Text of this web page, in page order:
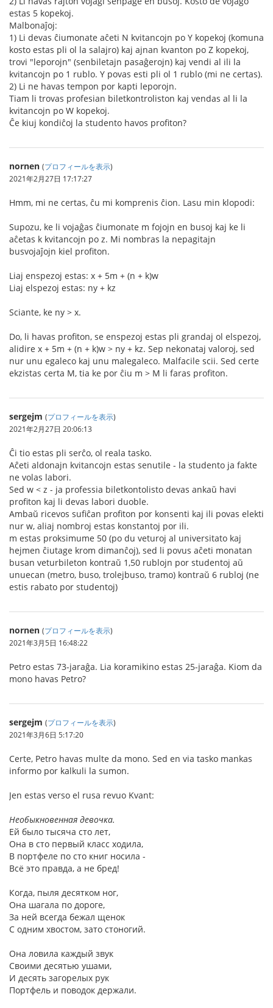
estas 5 kopekoj.
Malbonaĵoj:
1) Li devas ĉiumonate aĉeti N kvitancojn po Y kopekoj (komuna
kosto estas pli ol la salajro) kaj ajnan kvanton po Z kopekoj,
trovi "leporojn" (senbiletajn pasaĝerojn) kaj vendi al ili la
kvitancojn po 1 rublo. Y povas esti pli ol 1 rublo (mi ne certas).
2) Li ne havas tempon por kapti leporojn.
Tiam li trovas profesian biletkontroliston kaj vendas al li la
kvitancojn po W kopekoj.
Ĉe kiuj kondiĉoj la studento havos profiton?
nornen (プロフィールを表示)
2021年2月27日 17:17:27
Hmm, mi ne certas, ĉu mi komprenis ĉion. Lasu min klopodi:
Supozu, ke li vojaĝas ĉiumonate m fojojn en busoj kaj ke li
aĉetas k kvitancojn po z. Mi nombras la nepagitajn
busvojaĵojn kiel profiton.
Liaj enspezoj estas: x + 5m + (n + k)w
Liaj elspezoj estas: ny + kz
Sciante, ke ny > x.
Do, li havas profiton, se enspezoj estas pli grandaj ol elspezoj,
alidire x + 5m + (n + k)w > ny + kz. Sep nekonataj valoroj, sed
nur unu egaleco kaj unu malegaleco. Malfacile scii. Sed certe
ekzistas certa M, tia ke por ĉiu m > M li faras profiton.
sergejm (プロフィールを表示)
2021年2月27日 20:06:13
Ĉi tio estas pli serĉo, ol reala tasko.
Aĉeti aldonajn kvitancojn estas senutile - la studento ja fakte
ne volas labori.
Sed w < z - ja professia biletkontolisto devas ankaŭ havi
profiton kaj li devas labori duoble.
Ambaŭ ricevos sufiĉan profiton por konsenti kaj ili povas elekti
nur w, aliaj nombroj estas konstantoj por ili.
m estas proksimume 50 (po du veturoj al universitato kaj
hejmen ĉiutage krom dimanĉoj), sed li povus aĉeti monatan
busan veturbileton kontraŭ 1,50 rublojn por studentoj aŭ
unuecan (metro, buso, trolejbuso, tramo) kontraŭ 6 rubloj (ne
estis rabato por studentoj)
nornen (プロフィールを表示)
2021年3月5日 16:48:22
Petro estas 73-jaraĝa. Lia koramikino estas 25-jaraĝa. Kiom da
mono havas Petro?
sergejm (プロフィールを表示)
2021年3月6日 5:17:20
Certe, Petro havas multe da mono. Sed en via tasko mankas
informo por kalkuli la sumon.
Jen estas verso el rusa revuo Kvant:
Необыкновенная девочка.
Ей было тысяча сто лет,
Она в сто первый класс ходила,
В портфеле по сто книг носила -
Всё это правда, а не бред!
Когда, пыля десятком ног,
Она шагала по дороге,
За ней всегда бежал щенок
С одним хвостом, зато стоногий.
Она ловила каждый звук
Своими десятью ушами,
И десять загорелых рук
Портфель и поводок держали.